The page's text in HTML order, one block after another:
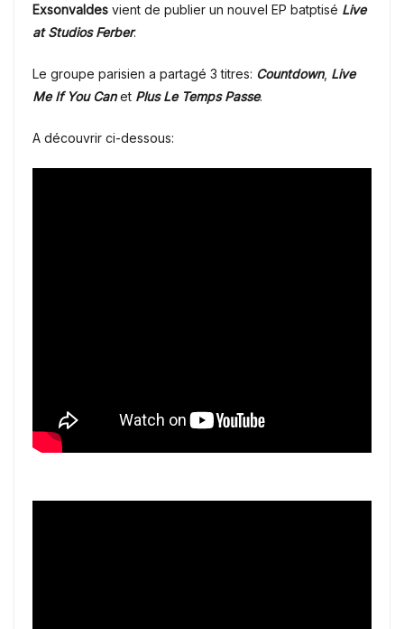
Exsonvaldes vient de publier un nouvel EP batptisé Live
at Studios Ferber.
Le groupe parisien a partagé 3 titres: Countdown, Live
Me If You Canet Plus Le Temps Passe.
A découvrir ci-dessous: